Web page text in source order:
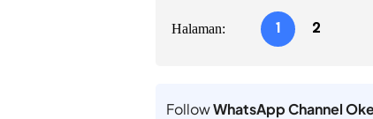
Halaman: 1 2
FollowWhatsApp Channel